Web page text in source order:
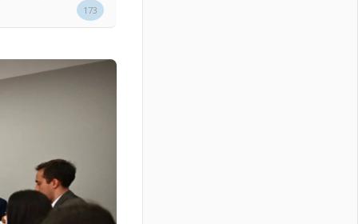
173